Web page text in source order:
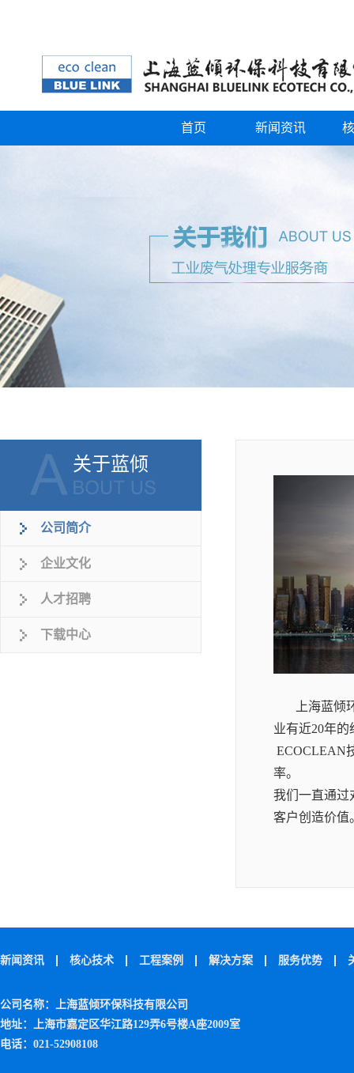
首页 新闻资讯
关于蓝倾
公司简介
企业文化
人才招聘
下载中心
上海蓝倾环
业有近20年
ECOCLEAN
率。
我们一直通过
客户创造价值
新闻资讯 核心技术 工程案例 解决方案 服务优势
公司名称：上海蓝倾环保科技有限公司
地址：上海市嘉定区华江路129弄6号楼A座2009室
电话：021-52908108